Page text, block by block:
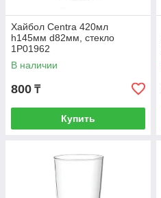
Хайбол Centra 420мл
h145мм d82мм, стекло
1P01962
В наличии
800 ₸
Купить